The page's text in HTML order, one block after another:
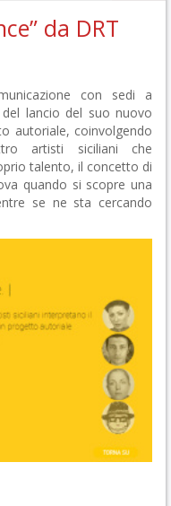
da DRT
con sedi a
lancio del suo nuovo
autoriale, coinvolgendo
artisti siciliani che
talento, il concetto di
quando si scopre una
se ne sta cercando